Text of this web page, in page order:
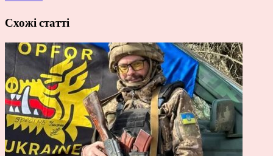
Схожі статті